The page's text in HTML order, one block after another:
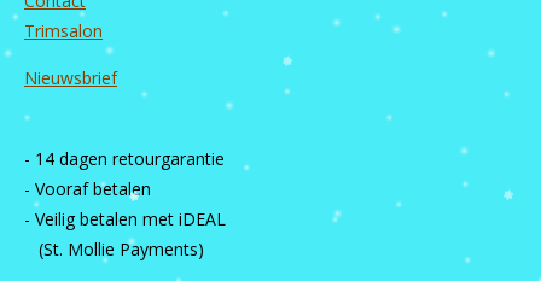
Trimsalon
Nieuwsbrief
- 14 dagen retourgarantie
- Vooraf betalen
- Veilig betalen met iDEAL
(St. Mollie Payments)